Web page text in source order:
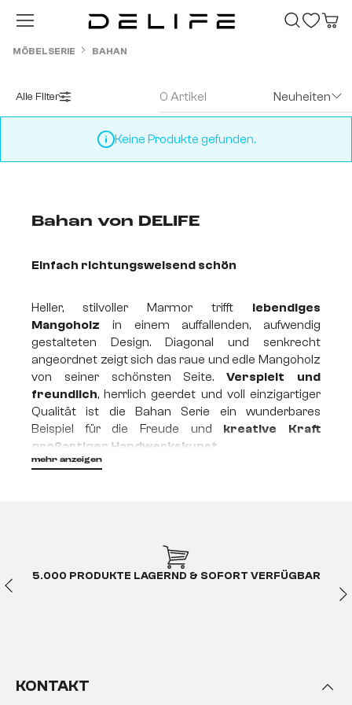
Zum Hauptinhalt springen
MÖBELSERIE BAHAN
Alle Filter 0 Artikel Neuheiten
Keine Produkte gefunden.
Bahan von DELIFE
Einfach richtungsweisend schön
Heller, stilvoller Marmor trifft lebendiges
Mangoholz in einem auffallenden, aufwendig
gestalteten Design. Diagonal und senkrecht
angeordnet zeigt sich das raue und edle Mangoholz
von seiner schönsten Seite.Verspielt und
freundlich, herrlich geerdet und voll einzigartiger
Qualität ist die Bahan Serie ein wunderbares
Beispiel für die Freude und kreative Kraft
großartiger Handwerkskunst
mehr anzeigen
5.000 PRODUKTE LAGERND & SOFORT VERFÜGBAR
KONTAKT